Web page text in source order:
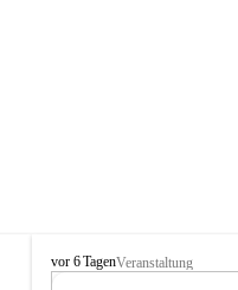
P
vor 6 TagenVeranstaltung